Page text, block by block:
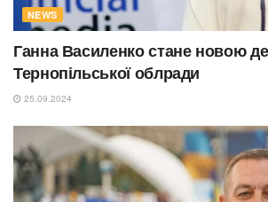
NEWS
Ганна Василенко стане новою
Тернопільської облради
25.09.2024